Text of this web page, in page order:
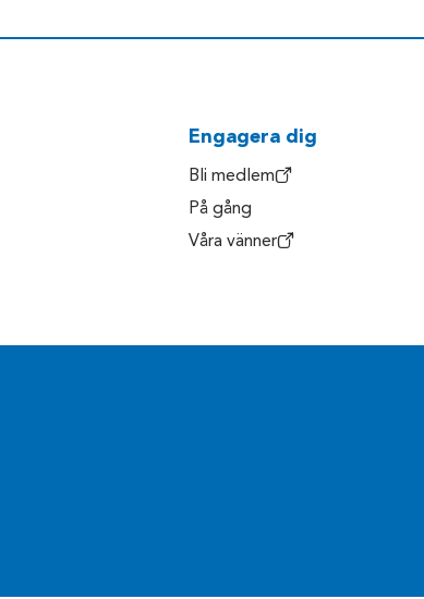
Engagera dig
Bli medlem
På gång
Våra vänner